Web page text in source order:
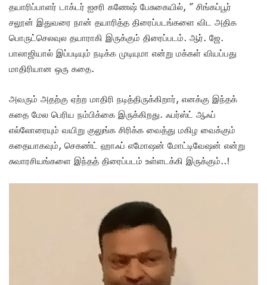
தயாரிப்பாளர் டாக்டர் ஐசரி கணேஷ் பேசுகையில், ” சிங்கப்பூர்
சலூன் இதுவரை நான் தயாரித்த திரைப்படங்களை விட அதிக
பொருட்செலவுல தயாராகி இருக்கும் திரைப்படம். ஆர். ஜே.
பாலாஜியால் இப்படியும் நடிக்க முடியுமா என்று மக்கள் வியப்பது
மாதிரியான ஒரு கதை.
அவரும் அதற்கு ஏற்ற மாதிரி நடித்திருக்கிறார், எனக்கு இந்தக்
கதை மேல பெரிய நம்பிக்கை இருக்கிறது. ஃபர்ஸ்ட் ஆஃப்
எல்லோரையும் வயிறு குலுங்க சிரிக்க வைத்து மகிழ வைக்கும்
கதையாகவும், செகண்ட் ஹாஃப் எமோஷன் மோட்டிவேஷன் என்று
சுவாரசியங்களை இந்தத் திரைப்படம் உள்ளடக்கி இருக்கும்..!